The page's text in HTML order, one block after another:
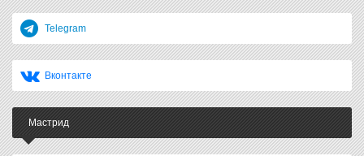
Telegram
Вконтакте
Мастрид